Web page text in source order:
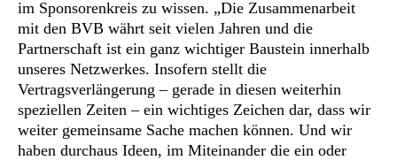
im Sponsorenkreis zu wissen. „Die Zusammenarbeit
mit den BVB währt seit vielen Jahren und die
Partnerschaft ist ein ganz wichtiger Baustein innerhalb
unseres Netzwerkes. Insofern stellt die
Vertragsverlängerung – gerade in diesen weiterhin
speziellen Zeiten – ein wichtiges Zeichen dar, dass wir
weiter gemeinsame Sache machen können. Und wir
haben durchaus Ideen, im Miteinander die ein oder